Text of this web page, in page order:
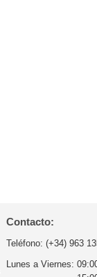
Contacto:
Teléfono: (+34) 963
Lunes a Viernes: